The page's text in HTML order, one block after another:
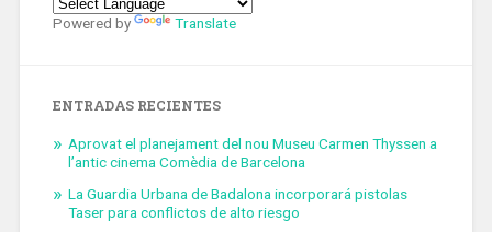
Powered by Translate
ENTRADAS RECIENTES
Aprovat el planejament del nou Museu Carmen Thyssen a
l’antic cinema Comèdia de Barcelona
La Guardia Urbana de Badalona incorporará pistolas
Taser para conflictos de alto riesgo